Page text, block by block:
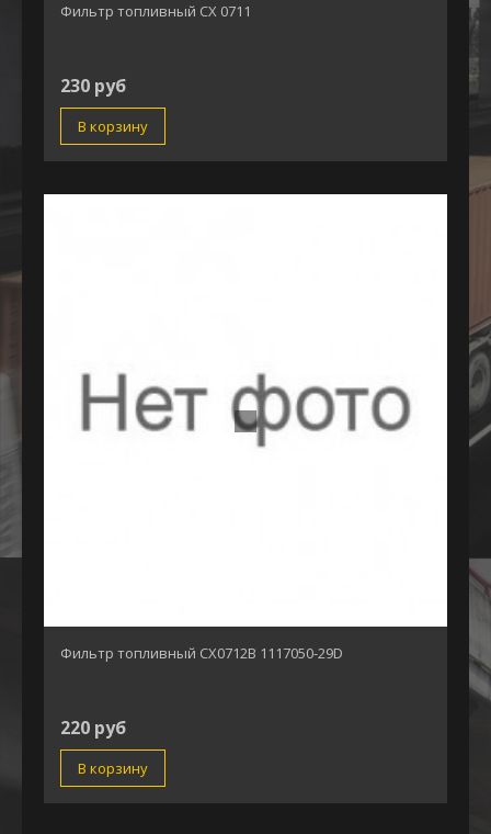
Фильтр топливный СХ 0711
230 руб
В корзину
Фильтр топливный СХ0712В 1117050-29D
220 руб
В корзину